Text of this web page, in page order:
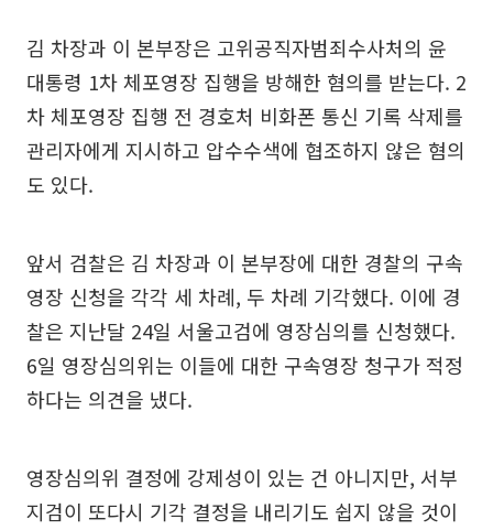
김 차장과 이 본부장은 고위공직자범죄수사처의 윤
대통령 1차 체포영장 집행을 방해한 혐의를 받는다. 2
차 체포영장 집행 전 경호처 비화폰 통신 기록 삭제를
관리자에게 지시하고 압수수색에 협조하지 않은 혐의
도 있다.
앞서 검찰은 김 차장과 이 본부장에 대한 경찰의 구속
영장 신청을 각각 세 차례, 두 차례 기각했다. 이에 경
찰은 지난달 24일 서울고검에 영장심의를 신청했다.
6일 영장심의위는 이들에 대한 구속영장 청구가 적정
하다는 의견을 냈다.
영장심의위 결정에 강제성이 있는 건 아니지만, 서부
지검이 또다시 기각 결정을 내리기도 쉽지 않을 것이